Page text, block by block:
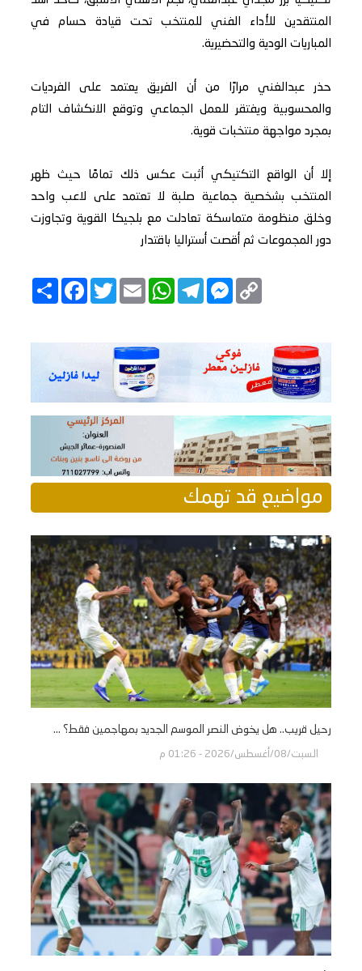
المنتقدين للأداء الفني للمنتخب تحت قيادة حسام في
المباريات الودية والتحضيرية.
حذر عبدالغني مرارًا من أن الفريق يعتمد على الفرديات
والمحسوبية ويفتقر للعمل الجماعي وتوقع الانكشاف التام
بمجرد مواجهة منتخبات قوية.
إلا أن الواقع التكتيكي أثبت عكس ذلك تمامًا حيث ظهر
المنتخب بشخصية جماعية صلبة لا تعتمد على لاعب واحد
وخلق منظومة متماسكة تعادلت مع بلجيكا القوية وتجاوزت
دور المجموعات ثم أقصت أستراليا باقتدار
انشر
FacebookTwitterEmail
WhatsAppTelegram
MessengerCopy
Link
مواضيع قد تهمك
رحيل قريب.. هل يخوض النصر الموسم الجديد بمهاجمين فقط؟ ...
السبت/08/أغسطس/2026 - 01:26 م